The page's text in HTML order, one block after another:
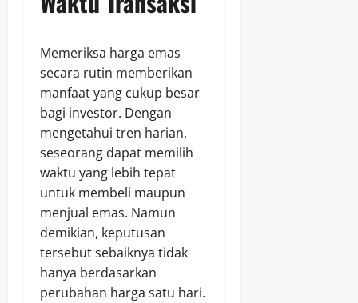
Memeriksa harga emas
secara rutin memberikan
manfaat yang cukup besar
bagi investor. Dengan
mengetahui tren harian,
seseorang dapat memilih
waktu yang lebih tepat
untuk membeli maupun
menjual emas. Namun
demikian, keputusan
tersebut sebaiknya tidak
hanya berdasarkan
perubahan harga satu hari.